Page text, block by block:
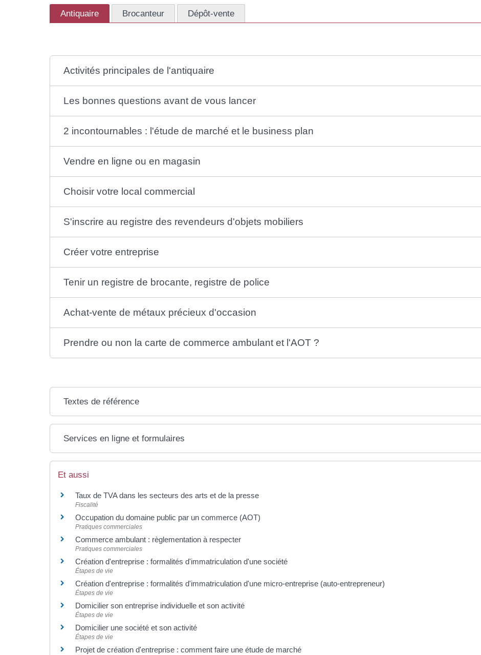
Antiquaire Brocanteur Dépôt-vente
Activités principales de l'antiquaire
Les bonnes questions avant de vous lancer
2 incontournables : l'étude de marché et le business plan
Vendre en ligne ou en magasin
Choisir votre local commercial
S'inscrire au registre des revendeurs d'objets mobiliers
Créer votre entreprise
Tenir un registre de brocante, registre de police
Achat-vente de métaux précieux d'occasion
Prendre ou non la carte de commerce ambulant et l'AOT ?
Textes de référence
Services en ligne et formulaires
Et aussi
Taux de TVA dans les secteurs des arts et de la presse
Fiscalité
Occupation du domaine public par un commerce (AOT)
Pratiques commerciales
Commerce ambulant : règlementation à respecter
Pratiques commerciales
Création d'entreprise : formalités d'immatriculation d'une société
Étapes de vie
Création d'entreprise : formalités d'immatriculation d'une micro-entreprise (auto-entrepreneur)
Étapes de vie
Domicilier son entreprise individuelle et son activité
Étapes de vie
Domicilier une société et son activité
Étapes de vie
Projet de création d'entreprise : comment faire une étude de marché